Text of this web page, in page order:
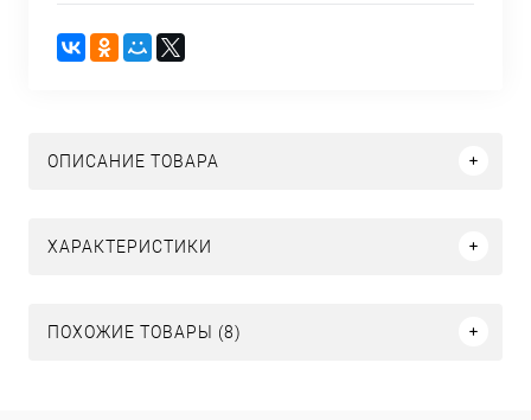
ОПИСАНИЕ ТОВАРА
ХАРАКТЕРИСТИКИ
ПОХОЖИЕ ТОВАРЫ (8)